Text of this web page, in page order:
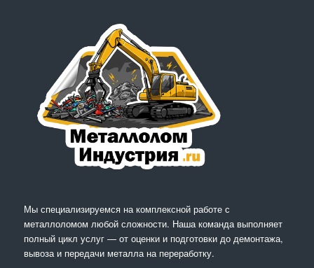
Мы специализируемся на комплексной работе с
металлоломом любой сложности. Наша команда выполняет
полный цикл услуг — от оценки и подготовки до демонтажа,
вывоза и передачи металла на переработку.